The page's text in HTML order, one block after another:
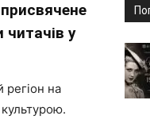
читачів у
регіон на